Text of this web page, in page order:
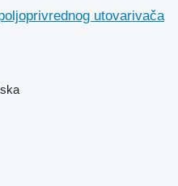
utovarivača